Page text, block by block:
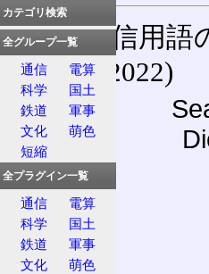
通信用語
(27-May-2022)
カテゴリ検索
全グループ一覧
通信
電算
科学
国土
鉄道
軍事
文化
萌色
短縮
全プラグイン一覧
通信
電算
科学
国土
鉄道
軍事
文化
萌色